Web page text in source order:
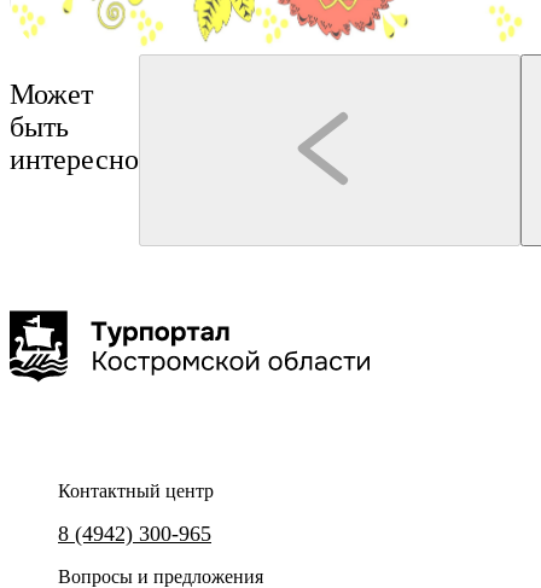
Может
быть
интересно
героя Ивана Сусанина
Контактный центр
8 (4942) 300-965
Вопросы и предложения